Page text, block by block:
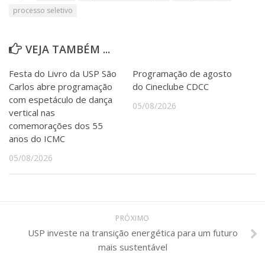
processo seletivo
VEJA TAMBÉM ...
Festa do Livro da USP São
Carlos abre programação
com espetáculo de dança
vertical nas
comemorações dos 55
anos do ICMC
05/08/2026
Programação de agosto
do Cineclube CDCC
05/08/2026
PRÓXIMO
USP investe na transição energética para um futuro
mais sustentável